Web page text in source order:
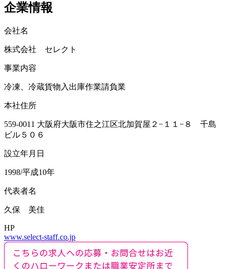
企業情報
会社名
株式会社 セレクト
事業内容
冷凍、冷蔵貨物入出庫作業請負業
本社住所
559-0011 大阪府大阪市住之江区北加賀屋２−１１−８ 千島
ビル５０６
設立年月日
1998/平成10年
代表者名
久保 美佳
HP
www.select-staff.co.jp